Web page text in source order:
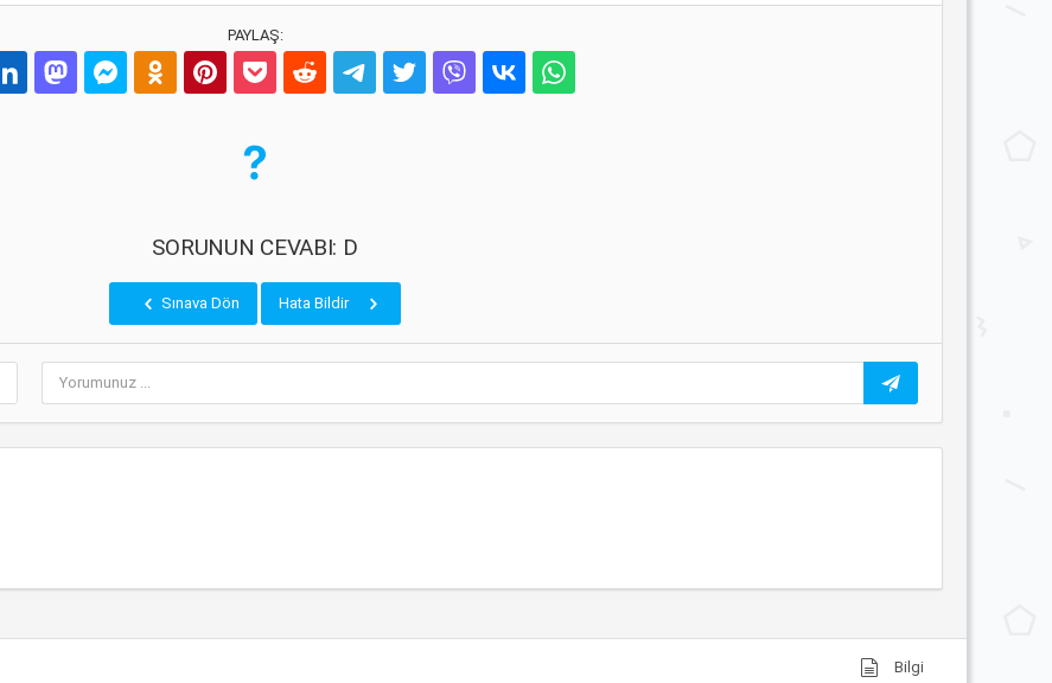
PAYLAŞ:
SORUNUN CEVABI: D
Sınava Dön Hata Bildir
Bilgi